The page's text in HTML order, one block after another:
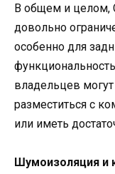
В общем и целом,
довольно
особенно для
владельцев
разместиться с
или иметь
Шумоизоляция и